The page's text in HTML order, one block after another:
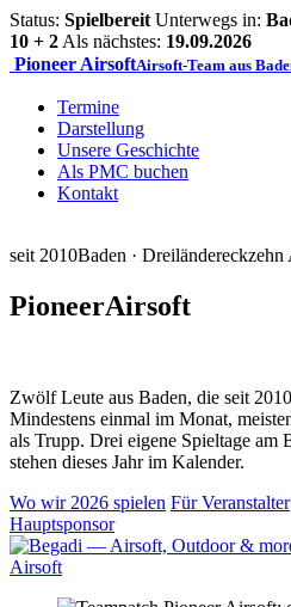
Status: Spielbereit Unterwegs in:
10 + 2 Als nächstes: 19.09.2026
Pioneer AirsoftAirsoft-Team aus
Termine
Darstellung
Unsere Geschichte
Als PMC buchen
Kontakt
seit 2010Baden · Dreiländereckzehn
PioneerAirsoft
Zwölf Leute aus Baden, die seit
Mindestens einmal im Monat,
als Trupp. Drei eigene Spieltage am
stehen dieses Jahr im Kalender.
Wo wir 2026 spielen Für Veranstalter
Hauptsponsor